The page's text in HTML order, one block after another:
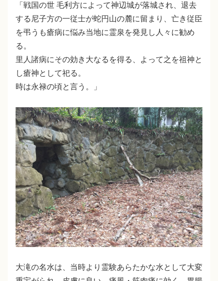
「戦国の世 毛利方によって神辺城が落城され、退去
する尼子方の一従士が蛇円山の麓に留まり、亡き従臣
を弔うも瘡病に悩み当地に霊泉を発見し人々に勧め
る。
里人諸病にその効き大なるを得る、よって之を祖神と
し瘡神として祀る。
時は永禄の頃と言う。」
大滝の名水は、当時より霊験あらたかな水として大変